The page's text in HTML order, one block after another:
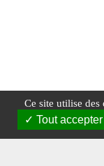
Ce site utilise
Tout accepter